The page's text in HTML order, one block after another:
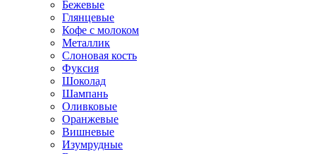
Бежевые
Глянцевые
Кофе с молоком
Металлик
Слоновая кость
Фуксия
Шоколад
Шампань
Оливковые
Оранжевые
Вишневые
Изумрудные